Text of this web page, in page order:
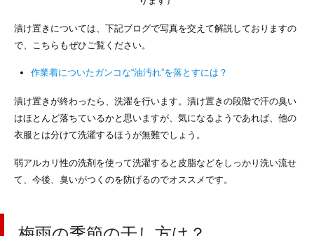
漬け置きについては、下記ブログで写真を交えて解説しておりますの
で、こちらもぜひご覧ください。
作業着についたガンコな“油汚れ”を落とすには？
漬け置きが終わったら、洗濯を行います。漬け置きの段階で汗の臭い
はほとんど落ちているかと思いますが、気になるようであれば、他の
衣服とは分けて洗濯するほうが無難でしょう。
弱アルカリ性の洗剤を使って洗濯すると皮脂などをしっかり洗い流せ
て、今後、臭いがつくのを防げるのでオススメです。